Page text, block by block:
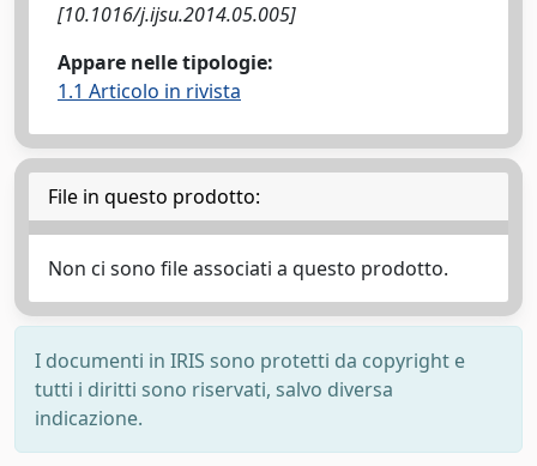
[10.1016/j.ijsu.2014.05.005]
Appare nelle tipologie:
1.1 Articolo in rivista
File in questo prodotto:
Non ci sono file associati a questo prodotto.
I documenti in IRIS sono protetti da copyright e
tutti i diritti sono riservati, salvo diversa
indicazione.